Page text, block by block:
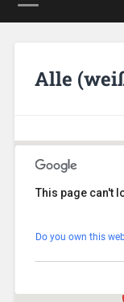
Alle
This page can't
Do you own this